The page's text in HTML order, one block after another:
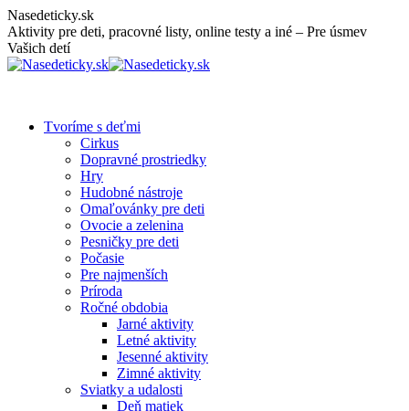
Skip
to
content
Nasedeticky.sk
Aktivity pre deti, pracovné listy, online testy a iné – Pre úsmev
Vašich detí
Tvoríme s deťmi
Cirkus
Dopravné prostriedky
Hry
Hudobné nástroje
Omaľovánky pre deti
Ovocie a zelenina
Pesničky pre deti
Počasie
Pre najmenších
Príroda
Ročné obdobia
Jarné aktivity
Letné aktivity
Jesenné aktivity
Zimné aktivity
Sviatky a udalosti
Deň matiek